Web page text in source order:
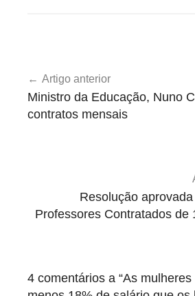
de
artigos
Artigo anterior
Ministro da Educação, Nuno
contratos mensais
Resolução
Professores Contratados de
4 comentários a “As mulheres